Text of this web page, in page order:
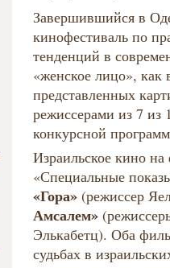
Завершившийся в
кинофестиваль по
тенденций в
«женское лицо», как
представленных
режиссерами из 7
конкурсной
Израильское кино на
«Специальные
«Гора»(режиссер
Амсалем»
Элькабетц). Оба
судьбах в